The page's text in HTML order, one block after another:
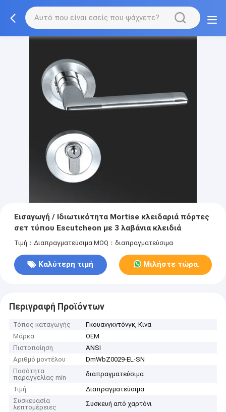
Εισαγωγή / Ιδιωτικότητα Mortise κλειδαριά πόρτες
σετ τύπου Escutcheon με 3 λαβάνια κλειδιά
Τιμή：Διαπραγματεύσιμα MOQ：διαπραγματεύσιμα
Καλύτερη τιμή Μιλήστε τώρα.
Περιγραφή Προϊόντων
Τόπος καταγωγής
Γκουανγκντόνγκ, Κίνα
Μάρκα
OEM
Πιστοποίηση
ANSI
Αριθμό μοντέλου
DmWbZ0029-EL-SN
Ποσότητα
παραγγελίας min
διαπραγματεύσιμα
Τιμή
Διαπραγματεύσιμα
Συσκευασία
λεπτομέρειες
Συσκευή από χαρτόνι